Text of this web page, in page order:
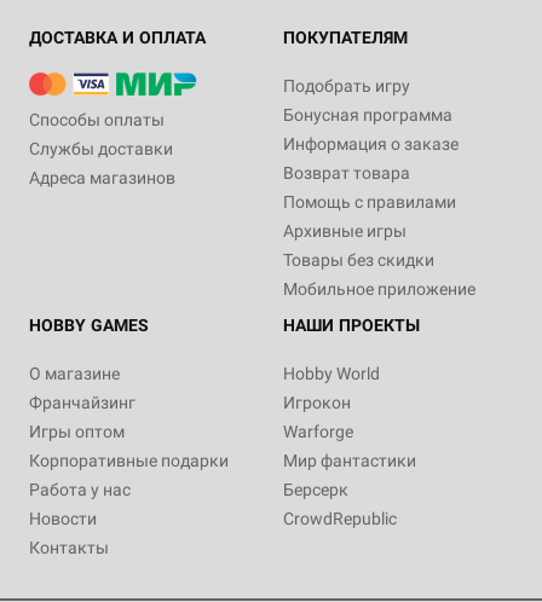
ДОСТАВКА И ОПЛАТА
Способы оплаты
Службы доставки
Адреса магазинов
ПОКУПАТЕЛЯМ
Подобрать игру
Бонусная программа
Информация о заказе
Возврат товара
Помощь с правилами
Архивные игры
Товары без скидки
Мобильное приложение
HOBBY GAMES
О магазине
Франчайзинг
Игры оптом
Корпоративные подарки
Работа у нас
Новости
Контакты
НАШИ ПРОЕКТЫ
Hobby World
Игрокон
Warforge
Мир фантастики
Берсерк
CrowdRepublic